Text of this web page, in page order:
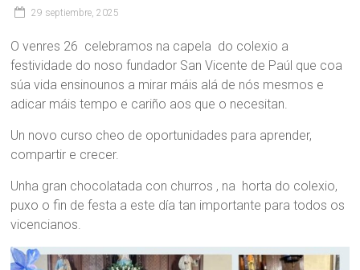
29 septiembre, 2025
O venres 26 celebramos na capela do colexio a
festividade do noso fundador San Vicente de Paúl que coa
súa vida ensinounos a mirar máis alá de nós mesmos e
adicar máis tempo e cariño aos que o necesitan.
Un novo curso cheo de oportunidades para aprender,
compartir e crecer.
Unha gran chocolatada con churros , na horta do colexio,
puxo o fin de festa a este día tan importante para todos os
vicencianos.